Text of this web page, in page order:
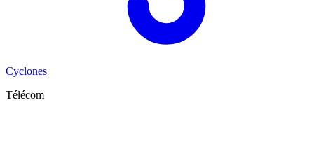
Cyclones
Télécom